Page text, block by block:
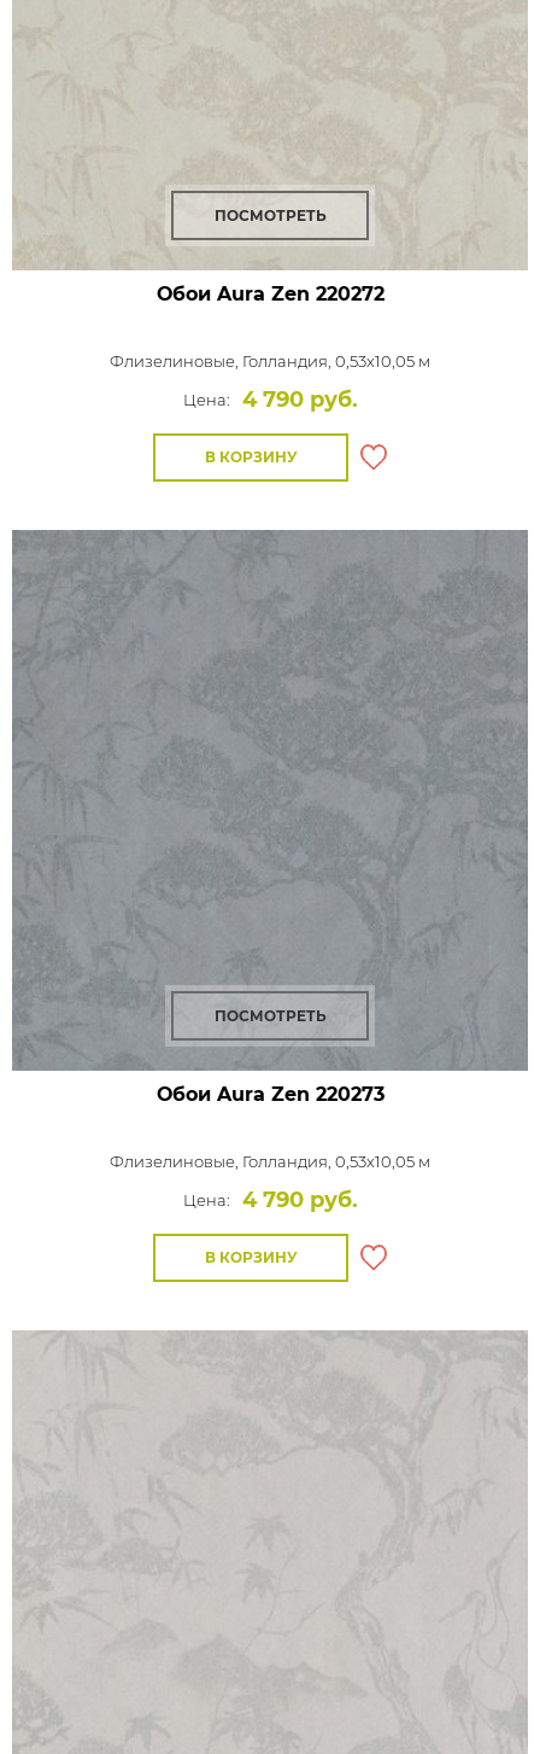
ПОСМОТРЕТЬ
Обои Aura Zen 220272
Флизелиновые, Голландия, 0,53x10,05 м
Цена:
4 790 руб.
В КОРЗИНУ
ПОСМОТРЕТЬ
Обои Aura Zen 220273
Флизелиновые, Голландия, 0,53x10,05 м
Цена:
4 790 руб.
В КОРЗИНУ